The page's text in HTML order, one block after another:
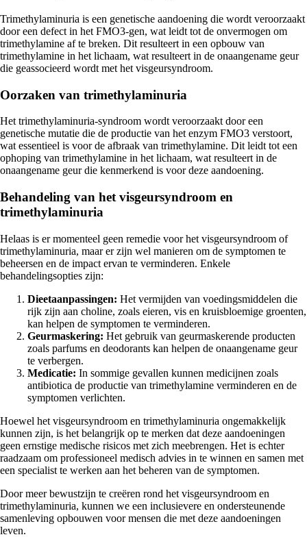
Trimethylaminuria is een genetische aandoening die wordt veroorzaakt
door een defect in het FMO3-gen, wat leidt tot de onvermogen om
trimethylamine af te breken. Dit resulteert in een opbouw van
trimethylamine in het lichaam, wat resulteert in de onaangename geur
die geassocieerd wordt met het visgeursyndroom.
Oorzaken van trimethylaminuria
Het trimethylaminuria-syndroom wordt veroorzaakt door een
genetische mutatie die de productie van het enzym FMO3 verstoort,
wat essentieel is voor de afbraak van trimethylamine. Dit leidt tot een
ophoping van trimethylamine in het lichaam, wat resulteert in de
onaangename geur die kenmerkend is voor deze aandoening.
Behandeling van het visgeursyndroom en
trimethylaminuria
Helaas is er momenteel geen remedie voor het visgeursyndroom of
trimethylaminuria, maar er zijn wel manieren om de symptomen te
beheersen en de impact ervan te verminderen. Enkele
behandelingsopties zijn:
Dieetaanpassingen: Het vermijden van voedingsmiddelen die
rijk zijn aan choline, zoals eieren, vis en kruisbloemige groenten,
kan helpen de symptomen te verminderen.
Geurmaskering: Het gebruik van geurmaskerende producten
zoals parfums en deodorants kan helpen de onaangename geur
te verbergen.
Medicatie: In sommige gevallen kunnen medicijnen zoals
antibiotica de productie van trimethylamine verminderen en de
symptomen verlichten.
Hoewel het visgeursyndroom en trimethylaminuria ongemakkelijk
kunnen zijn, is het belangrijk op te merken dat deze aandoeningen
geen ernstige medische risicos met zich meebrengen. Het is echter
raadzaam om professioneel medisch advies in te winnen en samen met
een specialist te werken aan het beheren van de symptomen.
Door meer bewustzijn te creëren rond het visgeursyndroom en
trimethylaminuria, kunnen we een inclusievere en ondersteunende
samenleving opbouwen voor mensen die met deze aandoeningen
leven.